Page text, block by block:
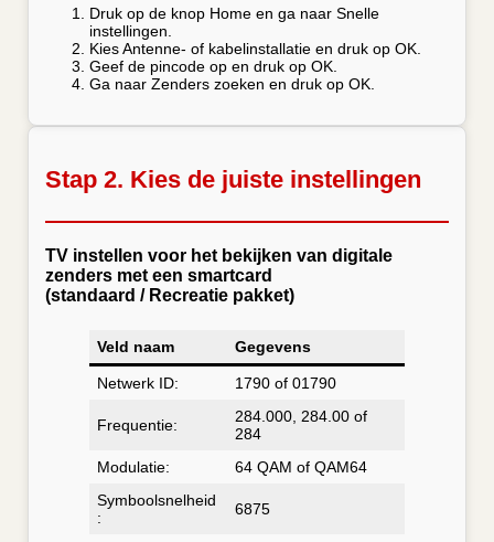
Druk op de knop Home en ga naar Snelle
instellingen.
Kies Antenne- of kabelinstallatie en druk op OK.
Geef de pincode op en druk op OK.
Ga naar Zenders zoeken en druk op OK.
Stap 2. Kies de juiste instellingen
TV instellen voor het bekijken van digitale
zenders met een smartcard
(standaard / Recreatie pakket)
Veld naam Gegevens
Netwerk ID: 1790 of 01790
Frequentie:
284.000, 284.00 of
284
Modulatie:
64 QAM of QAM64
Symboolsnelheid
:
6875